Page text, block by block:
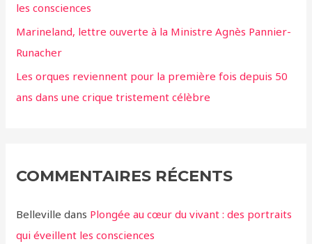
les consciences
Marineland, lettre ouverte à la Ministre Agnès Pannier-
Runacher
Les orques reviennent pour la première fois depuis 50
ans dans une crique tristement célèbre
COMMENTAIRES RÉCENTS
Belleville dans Plongée au cœur du vivant : des portraits
qui éveillent les consciences